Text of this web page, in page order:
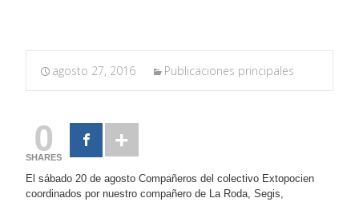
agosto 27, 2016 Publicaciones principales
0
SHARES
El sábado 20 de agosto Compañeros del colectivo Extopocien
coordinados por nuestro compañero de La Roda, Segis,